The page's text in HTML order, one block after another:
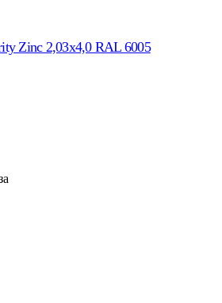
Zinc 2,03x4,0 RAL 6005